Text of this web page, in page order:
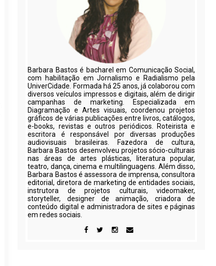
Barbara Bastos é bacharel em Comunicação Social,
com habilitação em Jornalismo e Radialismo pela
UniverCidade. Formada há 25 anos, já colaborou com
diversos veículos impressos e digitais, além de dirigir
campanhas de marketing. Especializada em
Diagramação e Artes visuais, coordenou projetos
gráficos de várias publicações entre livros, catálogos,
e-books, revistas e outros periódicos. Roteirista e
escritora é responsável por diversas produções
audiovisuais brasileiras. Fazedora de cultura,
Barbara Bastos desenvolveu projetos sócio-culturais
nas áreas de artes plásticas, literatura popular,
teatro, dança, cinema e multilinguagens. Além disso,
Barbara Bastos é assessora de imprensa, consultora
editorial, diretora de marketing de entidades sociais,
instrutora de projetos culturais, videomaker,
storyteller, designer de animação, criadora de
conteúdo digital e administradora de sites e páginas
em redes sociais.